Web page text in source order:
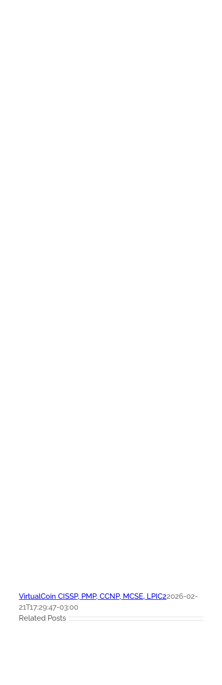
VirtualCoin CISSP, PMP, CCNP, MCSE, LPIC22026-02-
21T17:29:47-03:00
Related Posts